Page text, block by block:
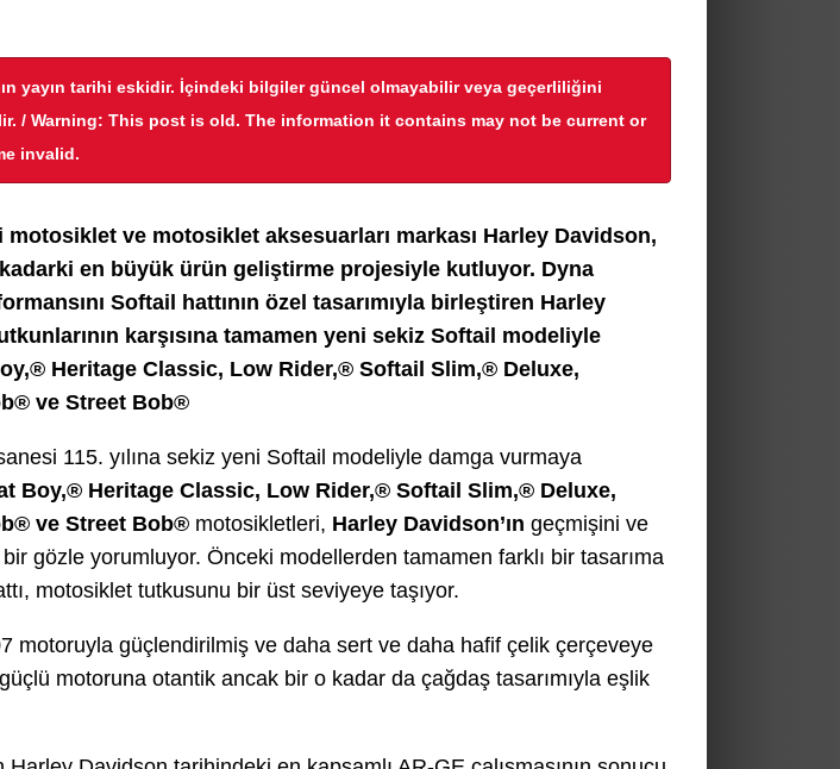
yayın tarihi eskidir. İçindeki bilgiler güncel olmayabilir veya geçerliliğini
/ Warning: This post is old. The information it contains may not be current or
invalid.
motosiklet ve motosiklet aksesuarları markası Harley Davidson,
kadarki en büyük ürün geliştirme projesiyle kutluyor. Dyna
Softail hattının özel tasarımıyla birleştiren Harley
karşısına tamamen yeni sekiz Softail modeliyle
Heritage Classic, Low Rider,® Softail Slim,® Deluxe,
ve Street Bob®
115. yılına sekiz yeni Softail modeliyle damga vurmaya
Boy,® Heritage Classic, Low Rider,® Softail Slim,® Deluxe,
ve Street Bob® motosikletleri, Harley Davidson’ın geçmişini ve
gözle yorumluyor. Önceki modellerden tamamen farklı bir tasarıma
motosiklet tutkusunu bir üst seviyeye taşıyor.
motoruyla güçlendirilmiş ve daha sert ve daha hafif çelik çerçeveye
motoruna otantik ancak bir o kadar da çağdaş tasarımıyla eşlik